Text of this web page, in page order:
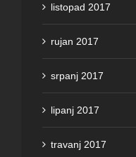
listopad 2017
rujan 2017
srpanj 2017
lipanj 2017
travanj 2017